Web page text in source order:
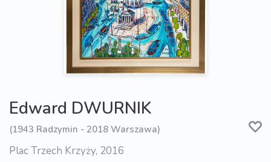
Edward DWURNIK
(1943 Radzymin - 2018 Warszawa)
Plac Trzech Krzyży, 2016